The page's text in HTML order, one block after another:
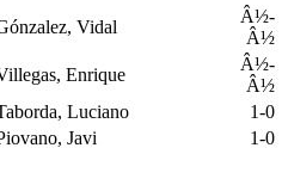
Vidal
Â½-
Â½
Enrique
Â½-
Â½
Luciano
1-0
Javi 1-0